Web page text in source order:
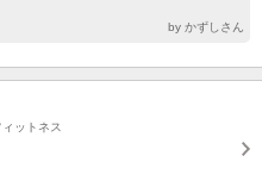
by かずしさん
ットネス